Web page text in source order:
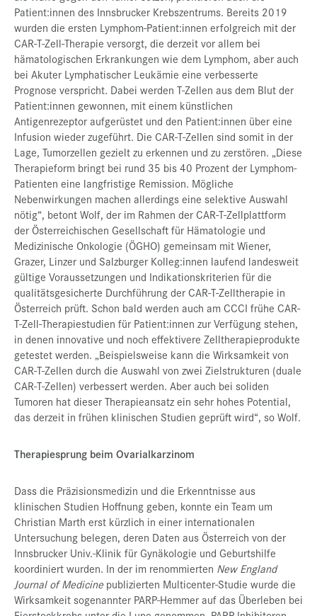
Patient:innen des Innsbrucker Krebszentrums. Bereits 2019
wurden die ersten Lymphom-Patient:innen erfolgreich mit der
CAR-T-Zell-Therapie versorgt, die derzeit vor allem bei
hämatologischen Erkrankungen wie dem Lymphom, aber auch
bei Akuter Lymphatischer Leukämie eine verbesserte
Prognose verspricht. Dabei werden T-Zellen aus dem Blut der
Patient:innen gewonnen, mit einem künstlichen
Antigenrezeptor aufgerüstet und den Patient:innen über eine
Infusion wieder zugeführt. Die CAR-T-Zellen sind somit in der
Lage, Tumorzellen gezielt zu erkennen und zu zerstören. „Diese
Therapieform bringt bei rund 35 bis 40 Prozent der Lymphom-
Patienten eine langfristige Remission. Mögliche
Nebenwirkungen machen allerdings eine selektive Auswahl
nötig“, betont Wolf, der im Rahmen der CAR-T-Zellplattform
der Österreichischen Gesellschaft für Hämatologie und
Medizinische Onkologie (ÖGHO) gemeinsam mit Wiener,
Grazer, Linzer und Salzburger Kolleg:innen laufend landesweit
gültige Voraussetzungen und Indikationskriterien für die
qualitätsgesicherte Durchführung der CAR-T-Zelltherapie in
Österreich prüft. Schon bald werden auch am CCCI frühe CAR-
T-Zell-Therapiestudien für Patient:innen zur Verfügung stehen,
in denen innovative und noch effektivere Zelltherapieprodukte
getestet werden. „Beispielsweise kann die Wirksamkeit von
CAR-T-Zellen durch die Auswahl von zwei Zielstrukturen (duale
CAR-T-Zellen) verbessert werden. Aber auch bei soliden
Tumoren hat dieser Therapieansatz ein sehr hohes Potential,
das derzeit in frühen klinischen Studien geprüft wird“, so Wolf.
Therapiesprung beim Ovarialkarzinom
Dass die Präzisionsmedizin und die Erkenntnisse aus
klinischen Studien Hoffnung geben, konnte ein Team um
Christian Marth erst kürzlich in einer internationalen
Untersuchung belegen, deren Daten aus Österreich von der
Innsbrucker Univ.-Klinik für Gynäkologie und Geburtshilfe
koordiniert wurden. In der im renommierten New England
Journal of Medicinepublizierten Multicenter-Studie wurde die
Wirksamkeit sogenannter PARP-Hemmer auf das Überleben bei